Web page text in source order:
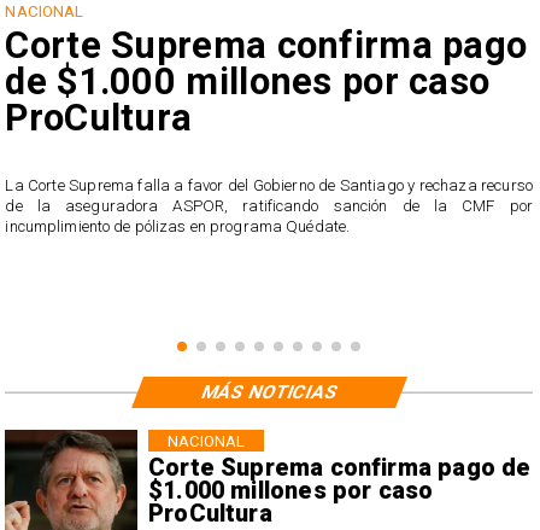
NACIONAL
Corte Suprema confirma pago
de $1.000 millones por caso
ProCultura
La Corte Suprema falla a favor del Gobierno de Santiago y rechaza recurso
de la aseguradora ASPOR, ratificando sanción de la CMF por
incumplimiento de pólizas en programa Quédate.
Corte Suprema confirma pago de
$1.000 millones por caso
ProCultura
NACIONAL
MÁS NOTICIAS